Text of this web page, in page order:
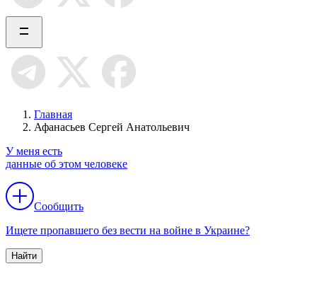
Главная
Афанасьев Сергей Анатольевич
У меня есть
данные об этом человеке
Сообщить
Ищете пропавшего без вести на войне в Украине?
Найти